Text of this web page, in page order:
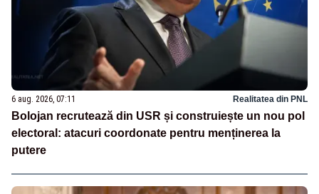
6 aug. 2026, 07:11 Realitatea din PNL
Bolojan recrutează din USR și construiește un nou pol
electoral: atacuri coordonate pentru menținerea la
putere